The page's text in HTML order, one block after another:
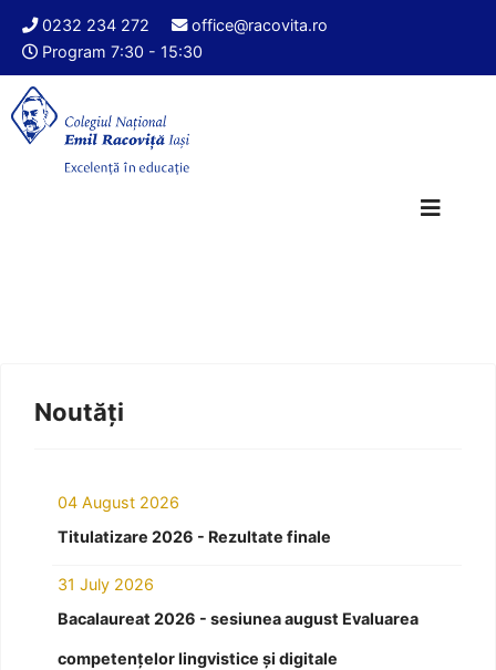
0232 234 272
office@racovita.ro
Program 7:30 - 15:30
Noutăți
04 August 2026
Titulatizare 2026 - Rezultate finale
31 July 2026
Bacalaureat 2026 - sesiunea august Evaluarea
competențelor lingvistice și digitale